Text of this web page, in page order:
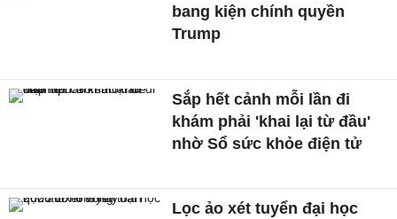
bang kiện chính quyền
Trump
Sắp hết cảnh mỗi lần đi
khám phải 'khai lại từ đầu'
nhờ Sổ sức khỏe điện tử
Lọc ảo xét tuyển đại học